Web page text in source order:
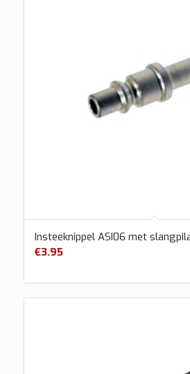
Insteeknippel ASI06 met
€3.95